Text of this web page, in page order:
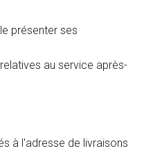
présenter ses
au service après-
à l'adresse de livraisons